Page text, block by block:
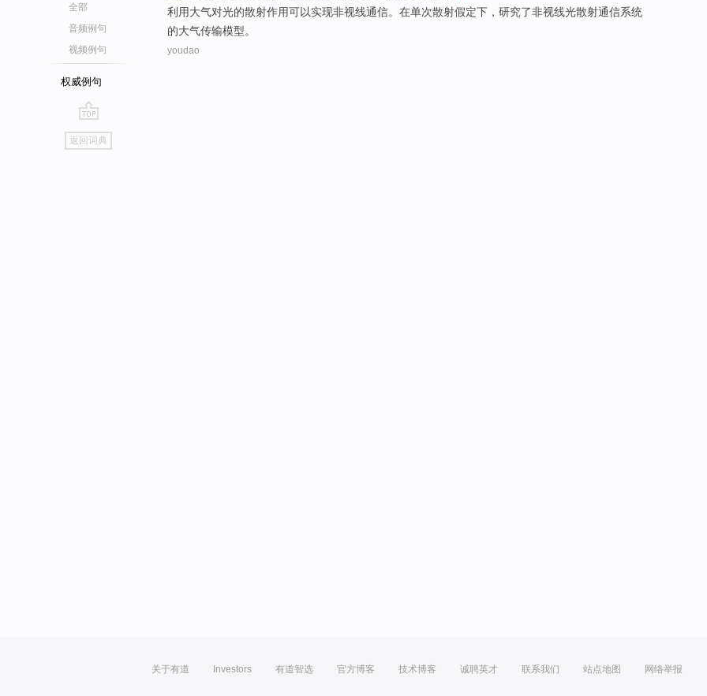
全部
音频例句
视频例句
权威例句
go
top
返回词典
利用大气对光的散射作用可以实现非视线通信。 在单次散射假定下，研究了非视线光散射通信系统
的大气传输模型。
youdao
关于有道 Investors 有道智选 官方博客 技术博客 诚聘英才 联系我们 站点地图 网络举报